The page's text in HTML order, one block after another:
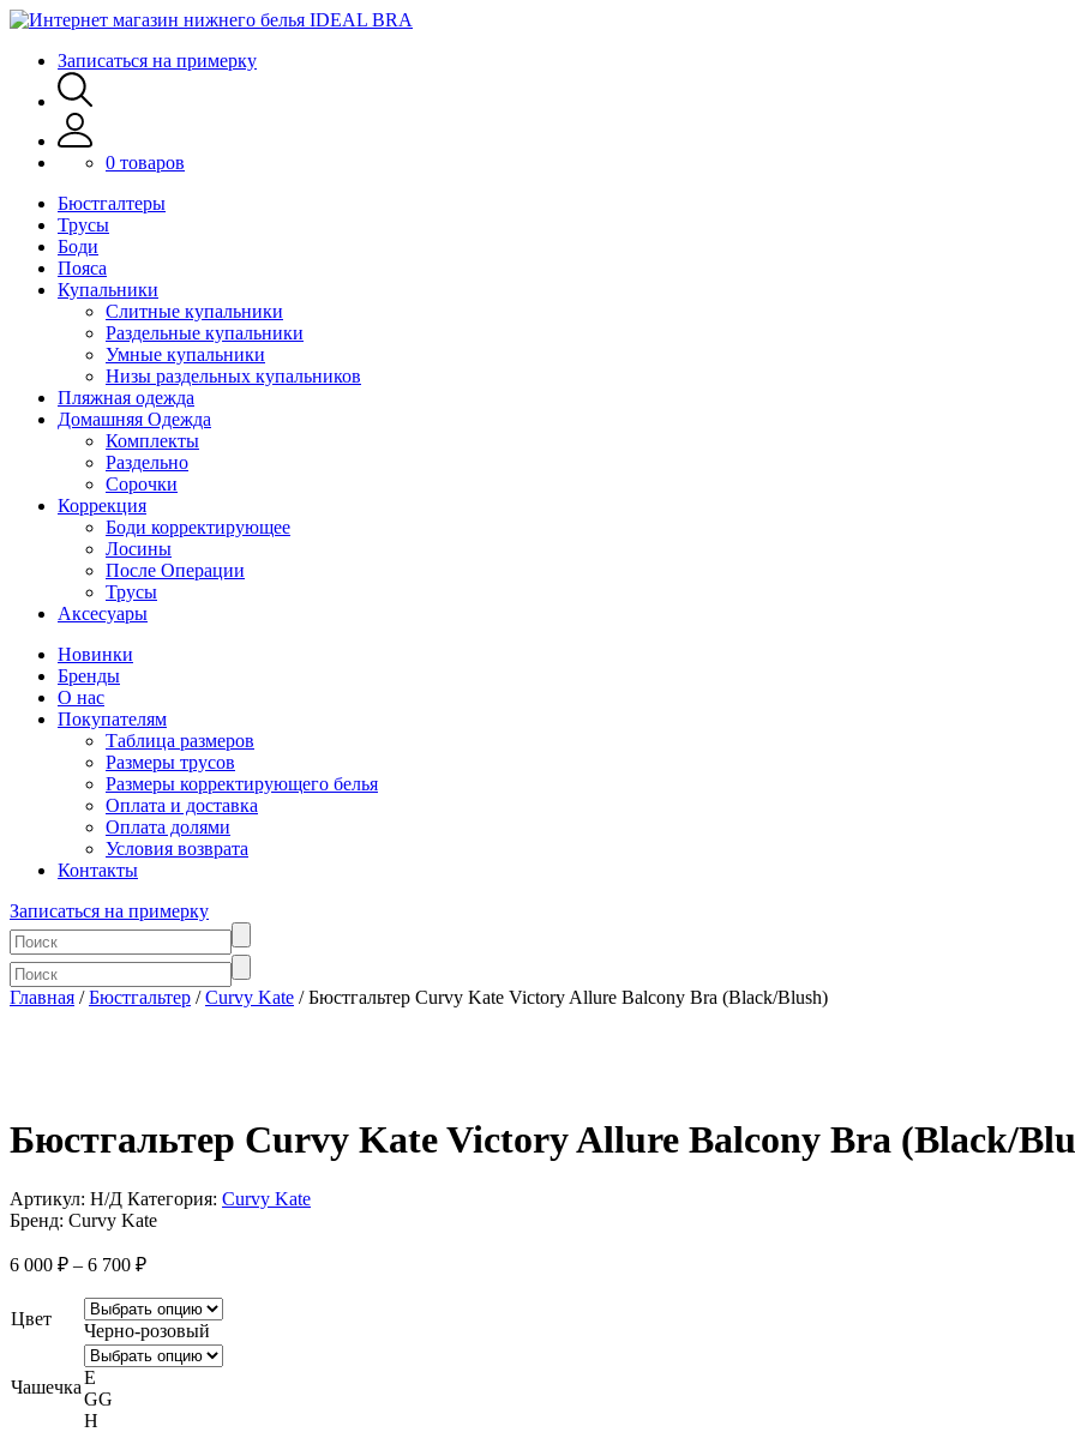
Записаться на примерку
0 товаров
Бюстгалтеры
Трусы
Боди
Пояса
Купальники
Слитные купальники
Раздельные купальники
Умные купальники
Низы раздельных купальников
Пляжная одежда
Домашняя Одежда
Комплекты
Раздельно
Сорочки
Коррекция
Боди корректирующее
Лосины
После Операции
Трусы
Аксесуары
Новинки
Бренды
О нас
Покупателям
Таблица размеров
Размеры трусов
Размеры корректирующего белья
Оплата и доставка
Оплата долями
Условия возврата
Контакты
Записаться на примерку
Главная /Бюстгальтер /Curvy Kate / Бюстгальтер Curvy Kate Victory Allure Balcony Bra (Black/Blush)
Бюстгальтер Curvy Kate Victory Allure Balcony Bra (Black/
Артикул: Н/Д Категория: Curvy Kate
Бренд: Curvy Kate
6 000 ₽ – 6 700 ₽Диапазон
6
000 ₽
–
6
Цвет
Черно-розовый
ЧашечкаE
GG
H